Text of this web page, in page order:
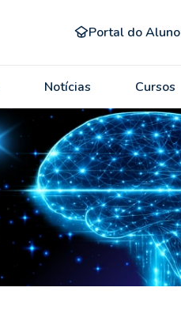
Portal do Aluno
Notícias Cursos